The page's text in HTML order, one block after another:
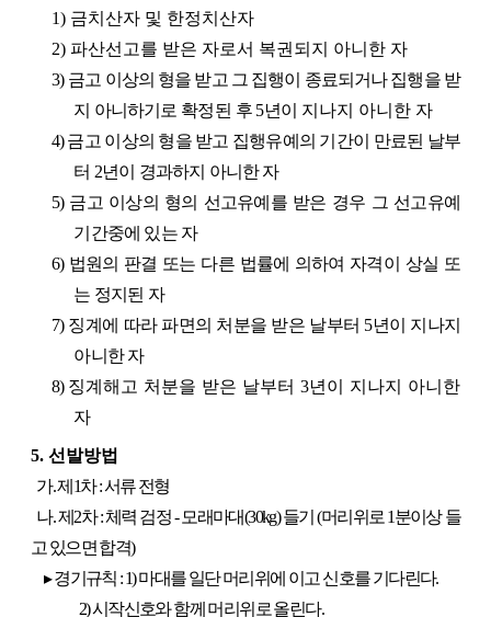
1) 금치산자 및 한정치산자
2) 파산선고를 받은 자로서 복권되지 아니한 자
3) 금고 이상의 형을 받고 그 집행이 종료되거나 집행을 받
지 아니 하기로 확정된 후 5년이
지나지 아니한 자
4)금고 이상의 형을 받고 집행유예의 기간이 만료된 날부
터 2년이
경과하지 아니한 자
5) 금고 이상의 형의 선고유예를 받은 경우 그 선고유예
기간중에 있는 자
6) 법원의 판결 또는 다른 법률에 의하여 자격이 상실 또
는 정지된 자
7) 징계에 따라 파면의 처분을 받은 날부터 5년이 지나지
아니한 자
8) 징계해고 처분을 받은 날부터 3년이 지나지 아니한
자
5. 선발방법
가. 제1차 : 서류 전형
나. 제2차 : 체력 검정 - 모래마대(30kg) 들기 (머리위로 1분이상 들
고 있으면 합격)
▸ 경기규칙 : 1) 마대를 일단 머리위에 이고 신호를 기다린다.
2) 시작신호와 함께 머리위로 올린다.